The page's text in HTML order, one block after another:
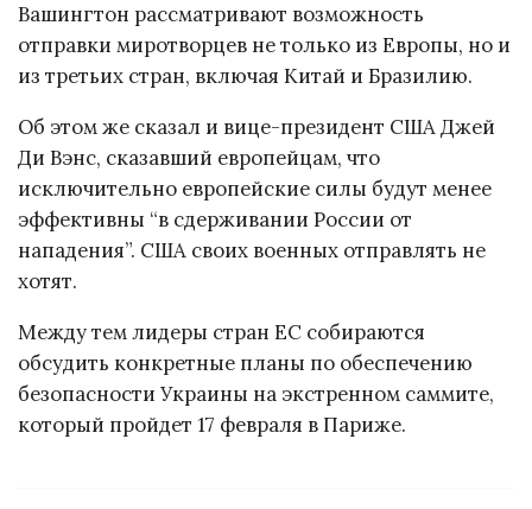
Вашингтон рассматривают возможность
отправки миротворцев не только из Европы, но и
из третьих стран, включая Китай и Бразилию.
Об этом же сказал и вице-президент США Джей
Ди Вэнс, сказавший европейцам, что
исключительно европейские силы будут менее
эффективны “в сдерживании России от
нападения”. США своих военных отправлять не
хотят.
Между тем лидеры стран ЕС собираются
обсудить конкретные планы по обеспечению
безопасности Украины на экстренном саммите,
который пройдет 17 февраля в Париже.